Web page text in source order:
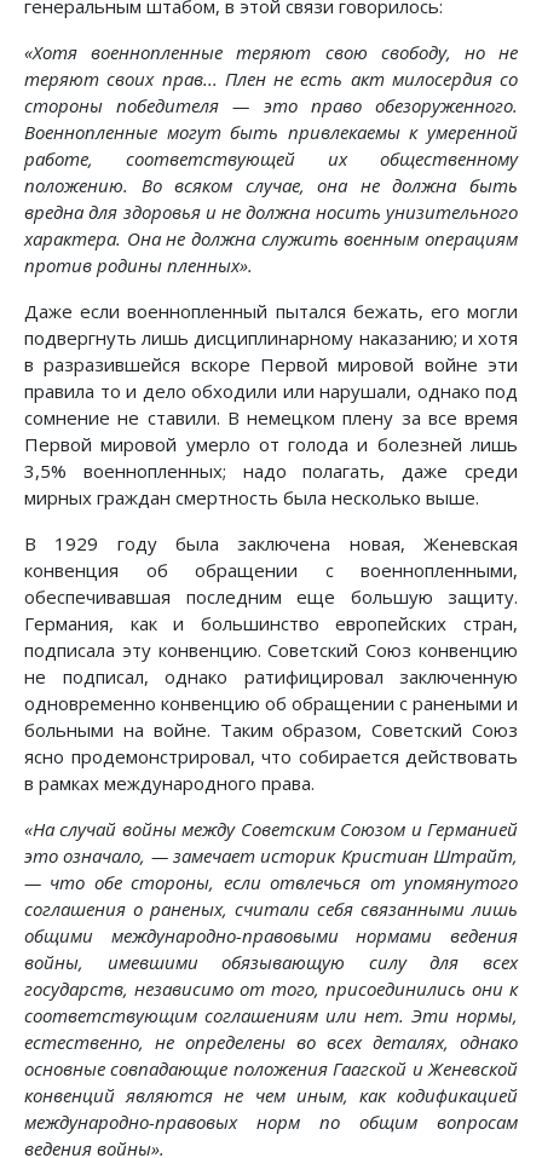
генеральным штабом, в этой связи говорилось:
«Хотя военнопленные теряют свою свободу, но не
теряют своих прав... Плен не есть акт милосердия со
стороны победителя — это право обезоруженного.
Военнопленные могут быть привлекаемы к умеренной
работе, соответствующей их общественному
положению. Во всяком случае, она не должна быть
вредна для здоровья и не должна носить унизительного
характера. Она не должна служить военным операциям
против родины пленных».
Даже если военнопленный пытался бежать, его могли
подвергнуть лишь дисциплинарному наказанию; и хотя
в разразившейся вскоре Первой мировой войне эти
правила то и дело обходили или нарушали, однако под
сомнение не ставили. В немецком плену за все время
Первой мировой умерло от голода и болезней лишь
3,5% военнопленных; надо полагать, даже среди
мирных граждан смертность была несколько выше.
В 1929 году была заключена новая, Женевская
конвенция об обращении с военнопленными,
обеспечивавшая последним еще большую защиту.
Германия, как и большинство европейских стран,
подписала эту конвенцию. Советский Союз конвенцию
не подписал, однако ратифицировал заключенную
одновременно конвенцию об обращении с ранеными и
больными на войне. Таким образом, Советский Союз
ясно продемонстрировал, что собирается действовать
в рамках международного права.
«На случай войны между Советским Союзом и Германией
это означало, — замечает историк Кристиан Штрайт,
— что обе стороны, если отвлечься от упомянутого
соглашения о раненых, считали себя связанными лишь
общими международно-правовыми нормами ведения
войны, имевшими обязывающую силу для всех
государств, независимо от того, присоединились они к
соответствующим соглашениям или нет. Эти нормы,
естественно, не определены во всех деталях, однако
основные совпадающие положения Гаагской и Женевской
конвенций являются не чем иным, как кодификацией
международно-правовых норм по общим вопросам
ведения войны».